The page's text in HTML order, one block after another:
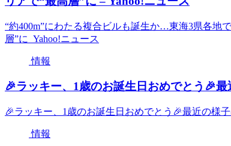
“約400m”にわたる複合ビルも誕生か…東海3県各地
層”に Yahoo!ニュース
情報
🎉ラッキー、1歳のお誕生日おめでとう🎉
🎉ラッキー、1歳のお誕生日おめでとう🎉最近の様
情報